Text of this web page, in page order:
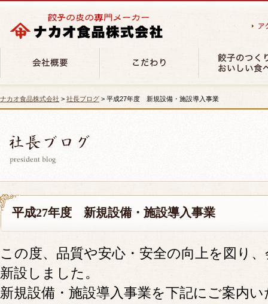
社長あいさつ
業務内容
餃子おいしい食べ
ナカオ食品株式会社 > 社長ブログ > 平成27年度 新規設備・施設導入事業
平成27年度 新規設備・施設導入事業
この度、品質や安心・安全の向上を図り
新設しました。
新規設備・施設導入事業を下記にご案内